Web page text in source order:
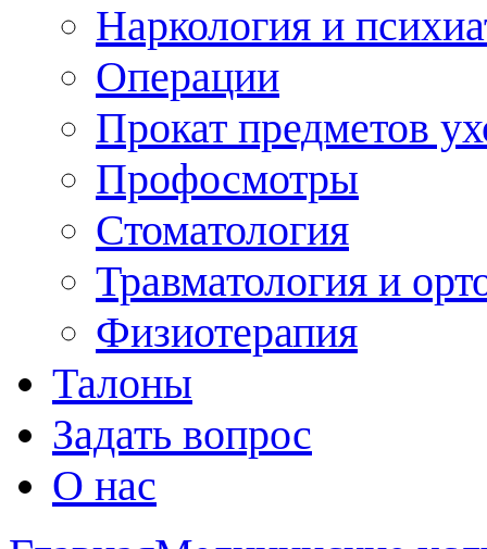
Наркология и
Операции
Прокат предметов
Профосмотры
Стоматология
Травматология и
Физиотерапия
Талоны
Задать вопрос
О нас